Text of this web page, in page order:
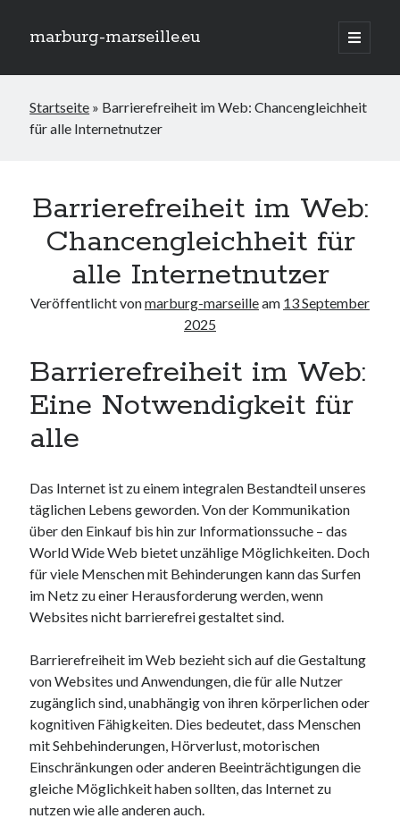
marburg-marseille.eu
öffnen
Seitenleiste
Suchen
Der GEW Index für Inklusion: Messinstrument für eine gerechtere
Gesellschaft
Traumurlaub am Meer: Rollstuhlgerechte Ferienwohnung für
barrierefreie Erholung
Das AfD Wahlprogramm zur Inklusion: Chancen und
Herausforderungen
Die Schlüsselrolle von Fachkräften in der Integration und Inklusion
Inklusion im Studium: Chancen und Herausforderungen für alle
Neueste Kommentare
Keine Kommentare vorhanden.
Archiv
August 2026
Juli 2026
Juni 2026
Mai 2026
April 2026
März 2026
Januar 2026
Dezember 2025
November 2025
Oktober 2025
September 2025
August 2025
Juli 2025
Juni 2025
Startseite » Barrierefreiheit im Web: Chancengleichheit
für alle Internetnutzer
Barrierefreiheit im Web:
Chancengleichheit für
alle Internetnutzer
Veröffentlicht vonmarburg-marseilleam 13 September
2025
Barrierefreiheit im Web:
Eine Notwendigkeit für
alle
Das Internet ist zu einem integralen Bestandteil unseres
täglichen Lebens geworden. Von der Kommunikation
über den Einkauf bis hin zur Informationssuche – das
World Wide Web bietet unzählige Möglichkeiten. Doch
für viele Menschen mit Behinderungen kann das Surfen
im Netz zu einer Herausforderung werden, wenn
Websites nicht barrierefrei gestaltet sind.
Barrierefreiheit im Web bezieht sich auf die Gestaltung
von Websites und Anwendungen, die für alle Nutzer
zugänglich sind, unabhängig von ihren körperlichen oder
kognitiven Fähigkeiten. Dies bedeutet, dass Menschen
mit Sehbehinderungen, Hörverlust, motorischen
Einschränkungen oder anderen Beeinträchtigungen die
gleiche Möglichkeit haben sollten, das Internet zu
nutzen wie alle anderen auch.